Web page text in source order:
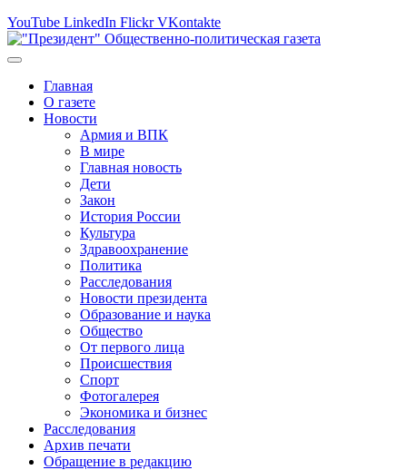
YouTube LinkedIn Flickr VKontakte
Главная
О газете
Новости
Армия и ВПК
В мире
Главная новость
Дети
Закон
История России
Культура
Здравоохранение
Политика
Расследования
Новости президента
Образование и наука
Общество
От первого лица
Происшествия
Спорт
Фотогалерея
Экономика и бизнес
Расследования
Архив печати
Обращение в редакцию